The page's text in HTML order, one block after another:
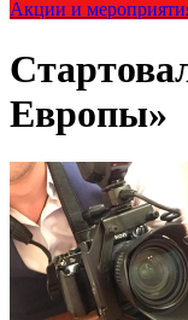
Акции и
Европы»